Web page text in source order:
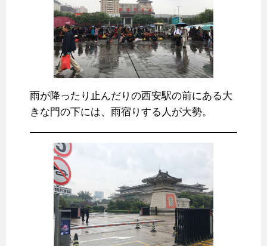
雨が降ったり止んだりの西安駅の前にある大
きな門の下には、雨宿りする人が大勢。